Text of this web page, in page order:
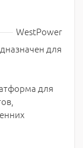
WestPower
для
для